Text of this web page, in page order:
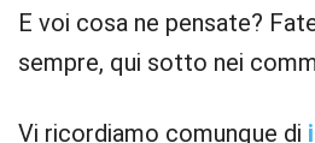
E voi cosa ne pensate?
sempre, qui sotto nei
Vi ricordiamo comunque di